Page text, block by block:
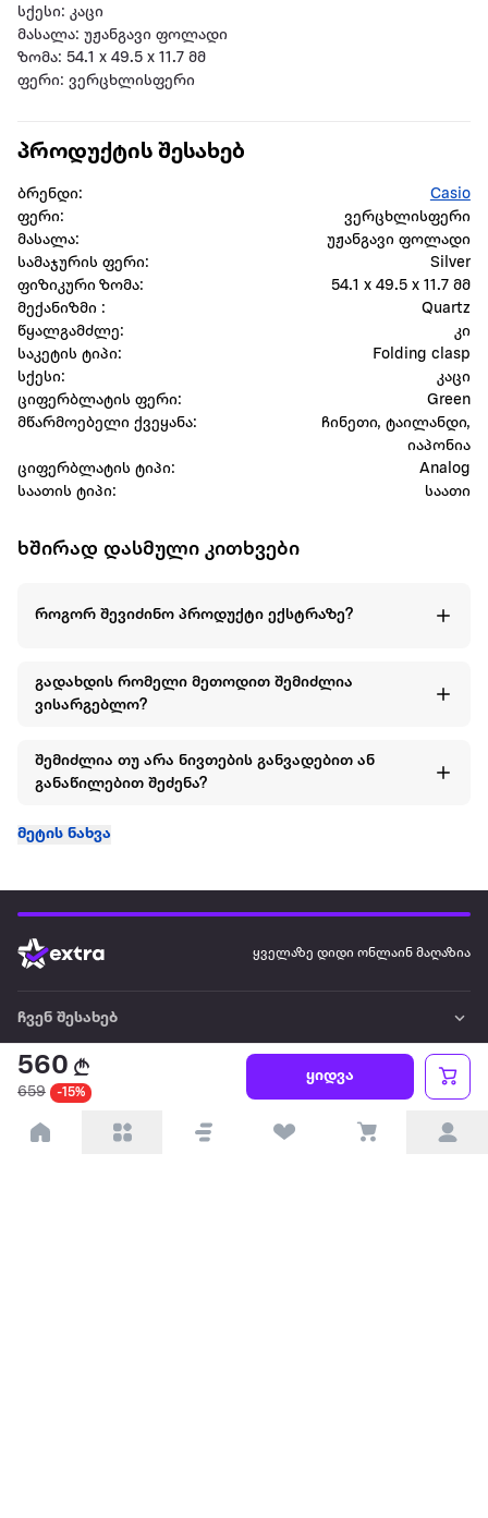
სქესი: კაცი
მასალა: უჟანგავი ფოლადი
ზომა: 54.1 x 49.5 x 11.7 მმ
ფერი: ვერცხლისფერი
560
659 -15%
ყიდვა
პროდუქტის შესახებ
ბრენდი:
Casio
ფერი:
ვერცხლისფერი
მასალა:
უჟანგავი ფოლადი
სამაჯურის ფერი:
Silver
ფიზიკური ზომა:
54.1 x 49.5 x 11.7 მმ
მექანიზმი :
Quartz
წყალგამძლე:
კი
საკეტის ტიპი:
Folding clasp
სქესი:
კაცი
ციფერბლატის ფერი:
Green
მწარმოებელი ქვეყანა:
ჩინეთი, ტაილანდი,
იაპონია
ციფერბლატის ტიპი:
Analog
საათის ტიპი:
საათი
ხშირად დასმული კითხვები
როგორ შევიძინო პროდუქტი ექსტრაზე?
გადახდის რომელი მეთოდით შემიძლია
ვისარგებლო?
შემიძლია თუ არა ნივთების განვადებით ან
განაწილებით შეძენა?
მეტის ნახვა
ყველაზე დიდი ონლაინ მაღაზია
ჩვენ შესახებ
წესები და პირობები
პარტნიორებისთვის